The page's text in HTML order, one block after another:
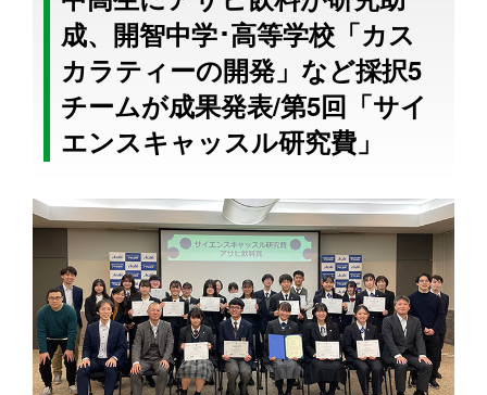
成、開智中学･高等学校「カス
カラティーの開発」など採択5
チームが成果発表/第5回「サイ
エンスキャッスル研究費」